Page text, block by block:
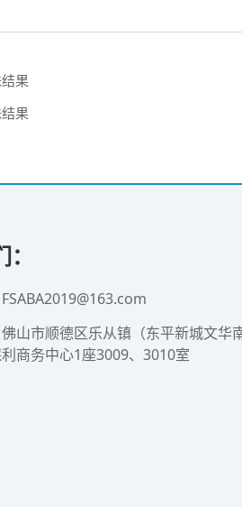
果
果
山市顺德区乐从镇（东平新城文华
商务中心1座3009、3010室